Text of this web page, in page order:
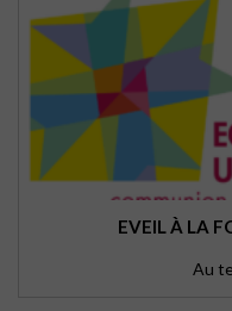
EVEIL À LA
Au